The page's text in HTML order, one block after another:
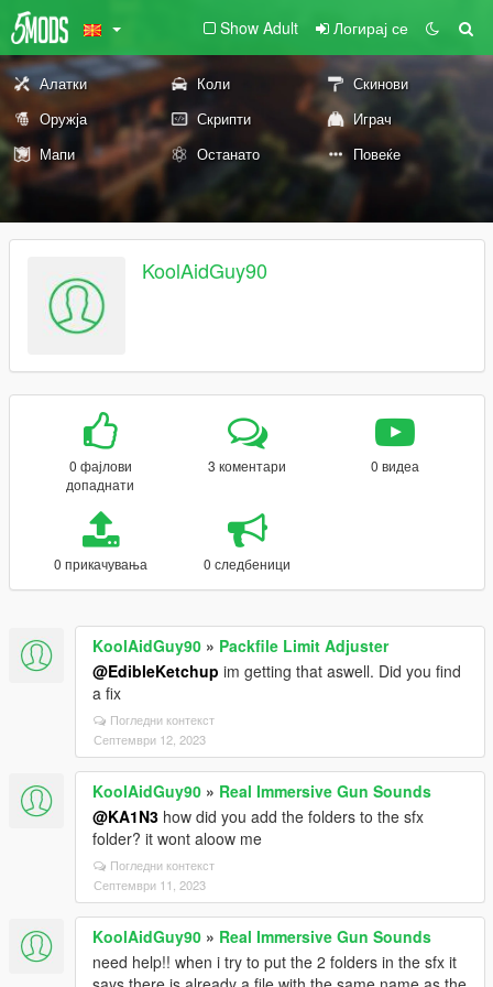
Show Adult Логирај се
Алатки Коли
Скинови
Оружја
Скрипти
Играч
Мапи
Останато Повеќе
KoolAidGuy90
0 фајлови
допаднати
3 коментари 0 видеа
0 прикачувања 0 следбеници
KoolAidGuy90 » Packfile Limit Adjuster
@EdibleKetchup im getting that aswell. Did you find
a fix
Погледни контекст
Септември 12, 2023
KoolAidGuy90 » Real Immersive Gun Sounds
@KA1N3 how did you add the folders to the sfx
folder? it wont aloow me
Погледни контекст
Септември 11, 2023
KoolAidGuy90 » Real Immersive Gun Sounds
need help!! when i try to put the 2 folders in the sfx it